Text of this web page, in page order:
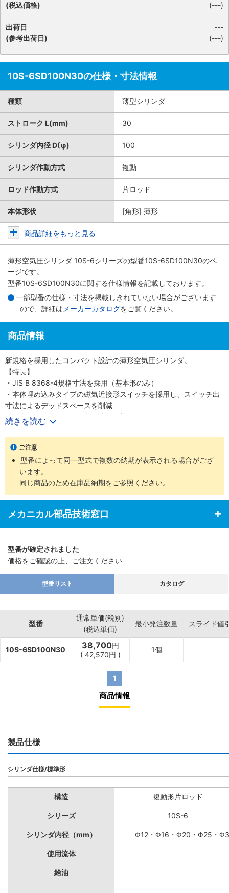
(税込価格)
(---)
出荷日
(参考出荷日)
---
(---)
10S-6SD100N30の仕様・寸法情報
種類 薄型シリンダ
ストローク L(mm) 30
シリンダ内径 D(φ) 100
シリンダ作動方式 複動
ロッド作動方式 片ロッド
本体形状 [角形] 薄形
商品詳細をもっと見る
薄形空気圧シリンダ 10S-6シリーズの型番10S-6SD100N30のペ
ージです。
型番10S-6SD100N30に関する仕様情報を記載しております。
一部型番の仕様・寸法を掲載しきれていない場合がございます
ので、詳細は メーカーカタログをご覧ください。
商品情報
新規格を採用したコンパクト設計の薄形空気圧シリンダ。
【特長】
・JIS B 8368-4規格寸法を採用（基本形のみ）
・本体埋め込みタイプの磁気近接形スイッチを採用し、スイッチ出
寸法によるデッドスペースを削減
・保守メンテナンスに便利な分解可能形
・ロッド先端部仕様は、めねじ、おねじの2タイプを用意
・支持金具の種類、ロッド先端部の付属品など豊富に揃え幅広い用
途に対応
続きを読む
ご注意
型番によって同一型式で複数の納期が表示される場合がござ
います。
同じ商品のため在庫品納期をご参照ください。
メカニカル部品技術窓口
型番が確定されました
価格をご確認の上、ご注文ください
型番リスト カタログ
型番
通常単価(税別)
(税込単価)
最小発注数量 スライド値
10S-6SD100N30 38,700円
( 42,570円 )
1個
1
商品情報
製品仕様
シリンダ仕様/標準形
構造 複動形片ロッド
シリーズ 10S-6
シリンダ内径（mm） Φ12・Φ16・Φ20・Φ25・
使用流体
給油